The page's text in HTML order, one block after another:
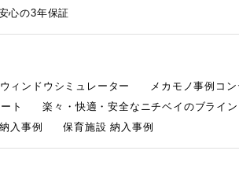
心の3年保証
ウィンドウシミュレーター
メカモノ事例コン
ト 楽々・快適・安全なニチベイのブライン
入事例 保育施設 納入事例